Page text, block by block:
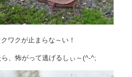
ワクが止まらな～い！
、怖がって逃げるしぃ～(^-^;